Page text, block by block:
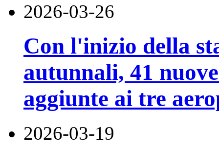
2026-03-26
Con l'inizio della
autunnali, 41
aggiunte ai tre
2026-03-19